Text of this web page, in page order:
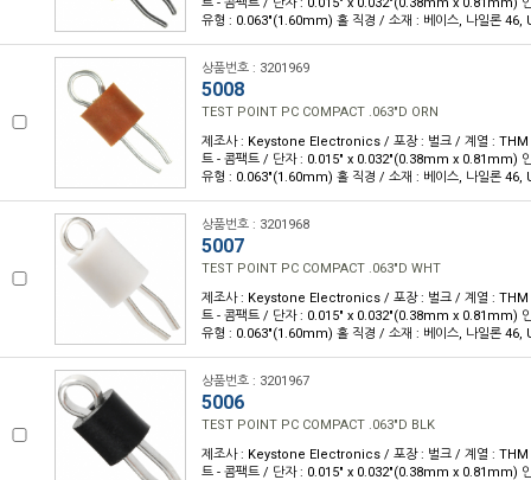
유형 : 0.063"(1.60mm) 홀 직경 / 소재 : 베이스, 나일론 46,
상품번호 : 3201969
5008
TEST POINT PC COMPACT .063"D ORN
제조사 : Keystone Electronics / 포장 : 벌크 / 계열 : THM
트 - 콤팩트 / 단자 : 0.015" x 0.032"(0.38mm x 0.81mm)
유형 : 0.063"(1.60mm) 홀 직경 / 소재 : 베이스, 나일론 46,
상품번호 : 3201968
5007
TEST POINT PC COMPACT .063"D WHT
제조사 : Keystone Electronics / 포장 : 벌크 / 계열 : THM
트 - 콤팩트 / 단자 : 0.015" x 0.032"(0.38mm x 0.81mm)
유형 : 0.063"(1.60mm) 홀 직경 / 소재 : 베이스, 나일론 46,
상품번호 : 3201967
5006
TEST POINT PC COMPACT .063"D BLK
제조사 : Keystone Electronics / 포장 : 벌크 / 계열 : THM
트 - 콤팩트 / 단자 : 0.015" x 0.032"(0.38mm x 0.81mm)